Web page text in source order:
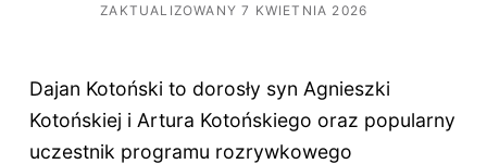
ZAKTUALIZOWANY 7 KWIETNIA 2026
Dajan Kotoński to dorosły syn Agnieszki
Kotońskiej i Artura Kotońskiego oraz popularny
uczestnik programu rozrywkowego